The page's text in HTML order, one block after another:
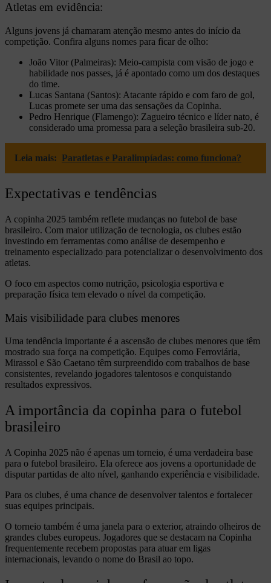
Atletas em evidência:
Alguns jovens já chamaram atenção mesmo antes do início da
competição. Confira alguns nomes para ficar de olho:
João Vitor (Palmeiras): Meio-campista com visão de jogo e
habilidade nos passes, já é apontado como um dos destaques
do time.
Lucas Santana (Santos): Atacante rápido e com faro de gol,
Lucas promete ser uma das sensações da Copinha.
Pedro Henrique (Flamengo): Zagueiro técnico e líder nato, é
considerado uma promessa para a seleção brasileira sub-20.
Leia mais: Paratletas e Paralimpíadas: como funciona?
Expectativas e tendências
A copinha 2025 também reflete mudanças no futebol de base
brasileiro. Com maior utilização de tecnologia, os clubes estão
investindo em ferramentas como análise de desempenho e
treinamento especializado para potencializar o desenvolvimento dos
atletas.
O foco em aspectos como nutrição, psicologia esportiva e
preparação física tem elevado o nível da competição.
Mais visibilidade para clubes menores
Uma tendência importante é a ascensão de clubes menores que têm
mostrado sua força na competição. Equipes como Ferroviária,
Mirassol e São Caetano têm surpreendido com trabalhos de base
consistentes, revelando jogadores talentosos e conquistando
resultados expressivos.
A importância da copinha para o futebol
brasileiro
A Copinha 2025 não é apenas um torneio, é uma verdadeira base
para o futebol brasileiro. Ela oferece aos jovens a oportunidade de
disputar partidas de alto nível, ganhando experiência e visibilidade.
Para os clubes, é uma chance de desenvolver talentos e fortalecer
suas equipes principais.
O torneio também é uma janela para o exterior, atraindo olheiros de
grandes clubes europeus. Jogadores que se destacam na Copinha
frequentemente recebem propostas para atuar em ligas
internacionais, levando o nome do Brasil ao topo.